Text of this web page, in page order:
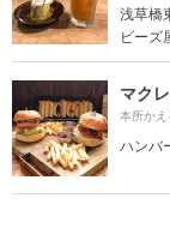
浅草橋
ビーズ
マク
本所か
ハンバ